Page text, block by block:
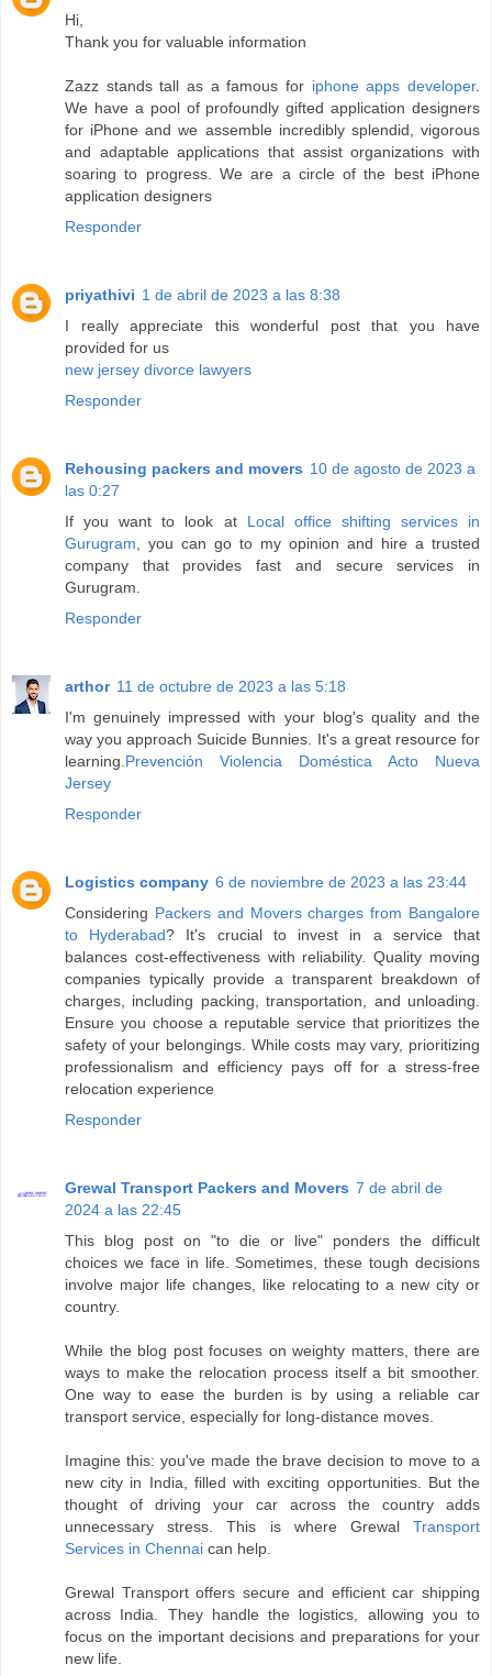
Hi,
Thank you for valuable information
Zazz stands tall as a famous for iphone apps developer.
We have a pool of profoundly gifted application designers
for iPhone and we assemble incredibly splendid, vigorous
and adaptable applications that assist organizations with
soaring to progress. We are a circle of the best iPhone
application designers
Responder
priyathivi 1 de abril de 2023 a las 8:38
I really appreciate this wonderful post that you have
provided for us
new jersey divorce lawyers
Responder
Rehousing packers and movers 10 de agosto de 2023 a
las 0:27
If you want to look at Local office shifting services in
Gurugram, you can go to my opinion and hire a trusted
company that provides fast and secure services in
Gurugram.
Responder
arthor 11 de octubre de 2023 a las 5:18
I'm genuinely impressed with your blog's quality and the
way you approach Suicide Bunnies. It's a great resource for
learning.Prevención Violencia Doméstica Acto Nueva
Jersey
Responder
Logistics company 6 de noviembre de 2023 a las 23:44
Considering Packers and Movers charges from Bangalore
to Hyderabad? It's crucial to invest in a service that
balances cost-effectiveness with reliability. Quality moving
companies typically provide a transparent breakdown of
charges, including packing, transportation, and unloading.
Ensure you choose a reputable service that prioritizes the
safety of your belongings. While costs may vary, prioritizing
professionalism and efficiency pays off for a stress-free
relocation experience
Responder
Grewal Transport Packers and Movers 7 de abril de
2024 a las 22:45
This blog post on "to die or live" ponders the difficult
choices we face in life. Sometimes, these tough decisions
involve major life changes, like relocating to a new city or
country.
While the blog post focuses on weighty matters, there are
ways to make the relocation process itself a bit smoother.
One way to ease the burden is by using a reliable car
transport service, especially for long-distance moves.
Imagine this: you've made the brave decision to move to a
new city in India, filled with exciting opportunities. But the
thought of driving your car across the country adds
unnecessary stress. This is where Grewal Transport
Services in Chennai can help.
Grewal Transport offers secure and efficient car shipping
across India. They handle the logistics, allowing you to
focus on the important decisions and preparations for your
new life.